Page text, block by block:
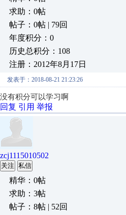
求助：0帖
帖子：0帖 | 79回
年度积分：0
历史总积分：108
注册：2012年8月17日
发表于：2018-08-21 21:23:26
没有积分可以学习啊
回复 引用 举报
zcj1115010502
关注 私信
精华：0帖
求助：3帖
帖子：8帖 | 52回